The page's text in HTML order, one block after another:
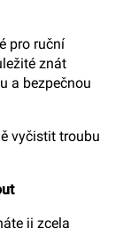
pro ruční
znát
a bezpečnou
vyčistit troubu
ji zcela